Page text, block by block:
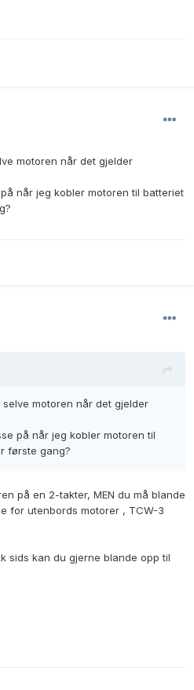
motoren når det gjelder
når jeg kobler motoren til batteriet
motoren når det gjelder
på når jeg kobler motoren til
første gang?
på en 2-takter, MEN du må blande
for utenbords motorer , TCW-3
sids kan du gjerne blande opp til